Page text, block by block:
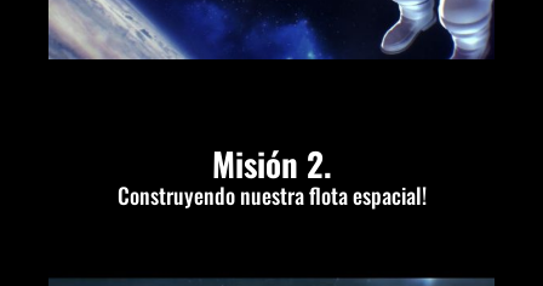
Misión 2.
Construyendo nuestra flota espacial!